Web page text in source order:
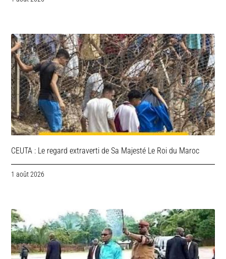
CEUTA : Le regard extraverti de Sa Majesté Le Roi du Maroc
1 août 2026